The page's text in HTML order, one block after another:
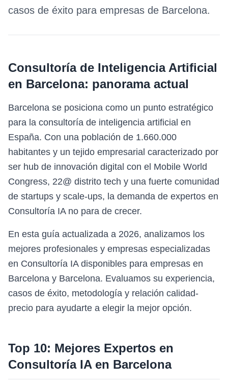
casos de éxito para empresas de Barcelona.
Consultoría de Inteligencia Artificial
en Barcelona: panorama actual
Barcelona se posiciona como un punto estratégico
para la consultoría de inteligencia artificial en
España. Con una población de 1.660.000
habitantes y un tejido empresarial caracterizado por
ser hub de innovación digital con el Mobile World
Congress, 22@ distrito tech y una fuerte comunidad
de startups y scale-ups, la demanda de expertos en
Consultoría IA no para de crecer.
En esta guía actualizada a 2026, analizamos los
mejores profesionales y empresas especializadas
en Consultoría IA disponibles para empresas en
Barcelona y Barcelona. Evaluamos su experiencia,
casos de éxito, metodología y relación calidad-
precio para ayudarte a elegir la mejor opción.
Top 10: Mejores Expertos en
Consultoría IAen Barcelona